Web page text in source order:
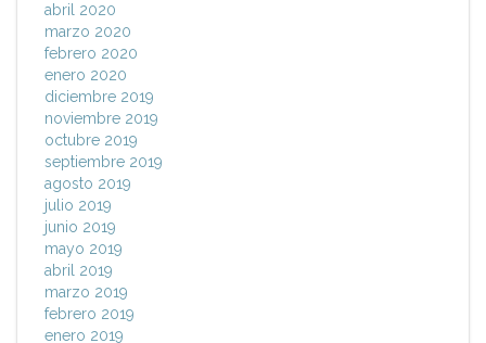
abril 2020
marzo 2020
febrero 2020
enero 2020
diciembre 2019
noviembre 2019
octubre 2019
septiembre 2019
agosto 2019
julio 2019
junio 2019
mayo 2019
abril 2019
marzo 2019
febrero 2019
enero 2019